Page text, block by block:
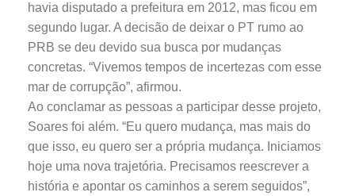
havia disputado a prefeitura em 2012, mas ficou em
segundo lugar. A decisão de deixar o PT rumo ao
PRB se deu devido sua busca por mudanças
concretas. “Vivemos tempos de incertezas com esse
mar de corrupção”, afirmou.
Ao conclamar as pessoas a participar desse projeto,
Soares foi além. “Eu quero mudança, mas mais do
que isso, eu quero ser a própria mudança. Iniciamos
hoje uma nova trajetória. Precisamos reescrever a
história e apontar os caminhos a serem seguidos”,